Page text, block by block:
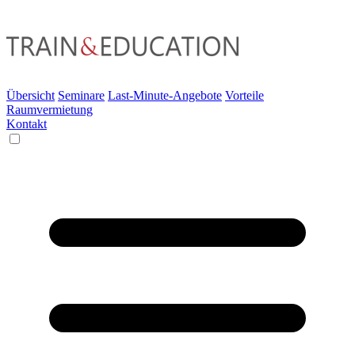
Übersicht Seminare Last-Minute-Angebote Vorteile
Raumvermietung
Kontakt